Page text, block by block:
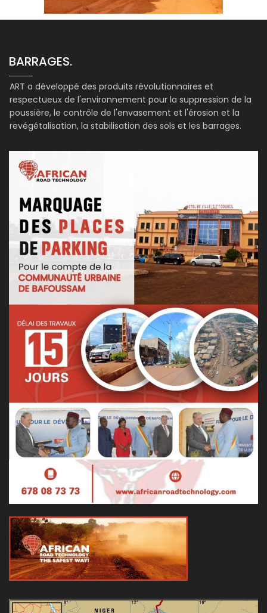
BARRAGES.
ART a développé des produits révolutionnaires et
respectueux de l'environnement pour la suppression de la
poussière, le contrôle de l'envasement et l'érosion et la
revégétalisation, la stabilisation des sols et les barrages.